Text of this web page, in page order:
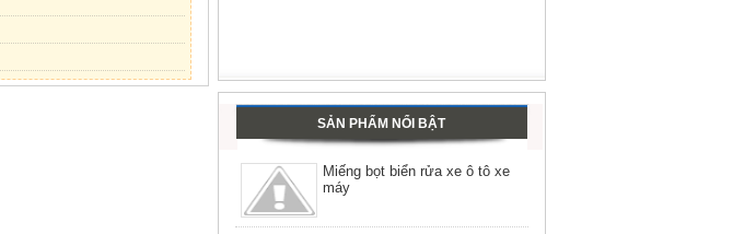
SẢN PHẨM NỔI BẬT
Miếng bọt biển rửa xe ô tô xe
máy